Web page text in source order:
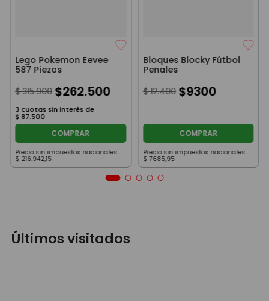
Lego Pokemon Eevee
587 Piezas
$ 315.900 $262.500
3 cuotas sin interés de
$ 87.500
COMPRAR
Precio sin impuestos nacionales:
$ 216.942,15
Bloques Blocky Fútbol
Penales
$ 12.400 $9300
COMPRAR
Precio sin impuestos nacionales:
$ 7685,95
Últimos visitados